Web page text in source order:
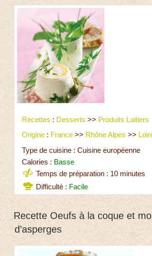
Recettes : Desserts >> Produits Laitiers
Origine : France >> Rhône Alpes >>
Type de cuisine : Cuisine européenne
Calories : Basse
Temps de préparation : 10 minutes
Difficulté : Facile
Recette Oeufs à la coque et
d’asperges